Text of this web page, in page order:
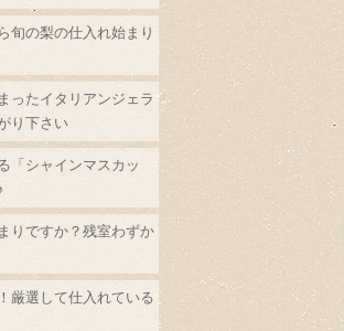
旬の梨の仕入れ始まり
ったイタリアンジェラ
り下さい
「シャインマスカッ
りですか？残室わずか
厳選して仕入れている